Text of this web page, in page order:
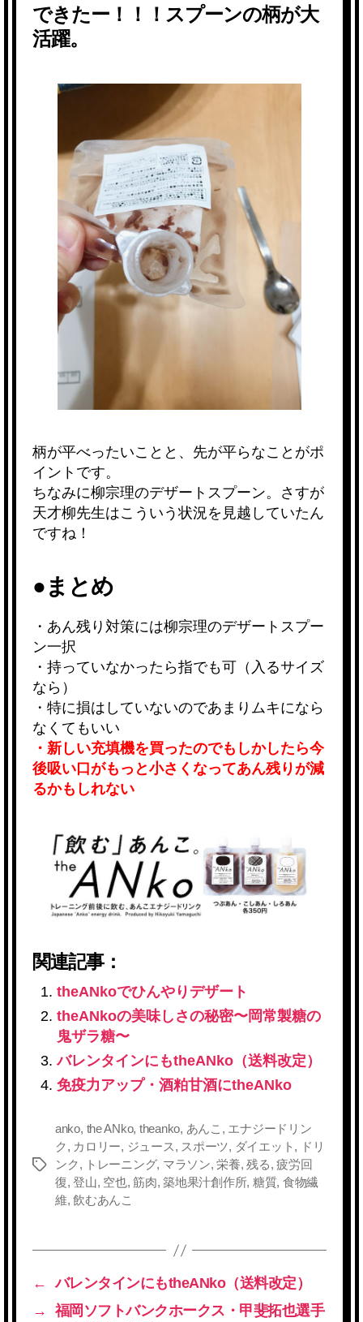
できたー！！！ スプーンの柄が大
活躍。
柄が平べったいことと、先が平らなことがポ
イントです。
ちなみに柳宗理のデザートスプーン。さすが
天才柳先生はこういう状況を見越していたん
ですね！
●まとめ
・あん残り対策には柳宗理のデザートスプー
ン一択
・持っていなかったら指でも可（入るサイズ
なら）
・特に損はしていないのであまりムキになら
なくてもいい
・新しい充填機を買ったのでもしかしたら今
後吸い口がもっと小さくなってあん残りが減
るかもしれない
関連記事：
theANkoでひんやりデザート
theANkoの美味しさの秘密〜岡常製糖の
鬼ザラ糖〜
バレンタインにもtheANko（送料改定）
免疫力アップ・酒粕甘酒にtheANko
タ
anko, the ANko, theanko, あんこ , エナジードリン
ク , カロリー, ジュース, スポーツ, ダイエット , ドリ
ンク , トレーニング, マラソン,栄養,残る,疲労回
復,登山, 空也, 筋肉,築地果汁創作所, 糖質, 食物繊
維,飲むあんこ
←
バレンタインにもtheANko（送料改定）
→
福岡ソフトバンクホークス・甲斐拓也選手